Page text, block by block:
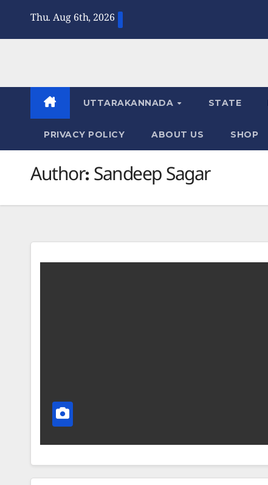
Thu. Aug 6th, 2026
UTTARAKANNADA STATE
PRIVACY POLICY ABOUT US SHOP
Author: Sandeep Sagar